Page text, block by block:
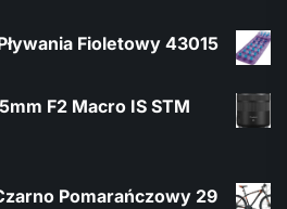
Fioletowy 43015
F2 Macro IS STM
Pomarańczowy 29